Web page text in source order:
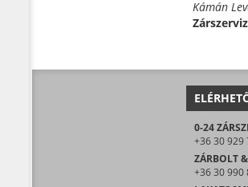
Kámán
0-24
+36 30 929
ZÁRBOLT
+36 30 990